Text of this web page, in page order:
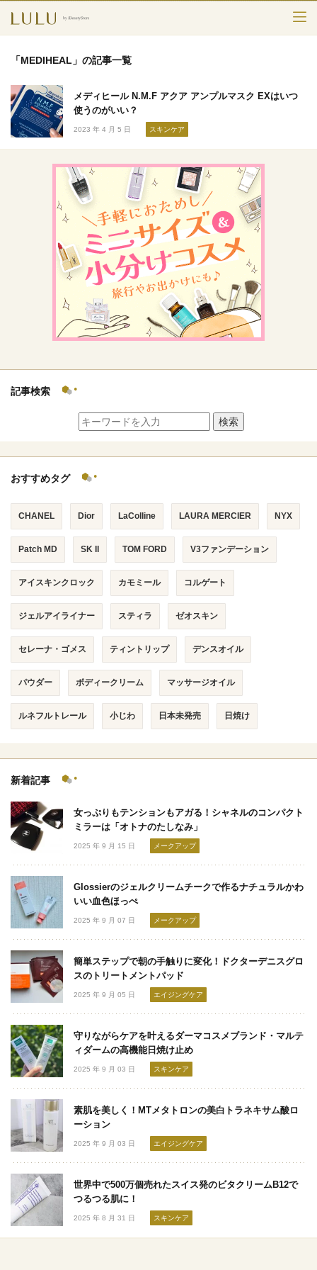
スキンケア
メークアップ
エイジングケア
フレグランス
ボディ＆ヘア
ライフスタイル
検索
「MEDIHEAL」の記事一覧
メディヒール N.M.F アクア アンプルマスク EXはいつ
使うのがいい？
2023 年 4 月 5 日 スキンケア
記事検索
検索
おすすめタグ
CHANEL Dior LaColline LAURA MERCIER NYX
Patch MD SK II TOM FORD V3ファンデーション
アイスキンクロック カモミール コルゲート
ジェルアイライナー スティラ ゼオスキン
セレーナ・ゴメス ティントリップ デンスオイル
パウダー ボディークリーム マッサージオイル
ルネフルトレール 小じわ 日本未発売 日焼け
新着記事
女っぷりもテンションもアガる！シャネルのコンパクト
ミラーは「オトナのたしなみ」
2025 年 9 月 15 日 メークアップ
Glossierのジェルクリームチークで作るナチュラルかわ
いい血色ほっぺ
2025 年 9 月 07 日 メークアップ
簡単ステップで朝の手触りに変化！ドクターデニスグロ
スのトリートメントパッド
2025 年 9 月 05 日 エイジングケア
守りながらケアを叶えるダーマコスメブランド・マルテ
ィダームの高機能日焼け止め
2025 年 9 月 03 日 スキンケア
素肌を美しく！MTメタトロンの美白トラネキサム酸ロ
ーション
2025 年 9 月 03 日 エイジングケア
世界中で500万個売れたスイス発のビタクリームB12で
つるつる肌に！
2025 年 8 月 31 日 スキンケア